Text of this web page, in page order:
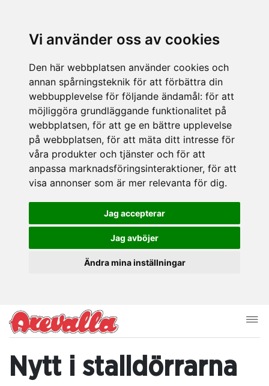
Vi använder oss av cookies
Den här webbplatsen använder cookies och
annan spårningsteknik för att förbättra din
webbupplevelse för följande ändamål: för att
möjliggöra grundläggande funktionalitet på
webbplatsen, för att ge en bättre upplevelse
på webbplatsen, för att mäta ditt intresse för
våra produkter och tjänster och för att
anpassa marknadsföringsinteraktioner, för att
visa annonser som är mer relevanta för dig.
Jag accepterar
Jag avböjer
Ändra mina inställningar
Nytt i stalldörrarna